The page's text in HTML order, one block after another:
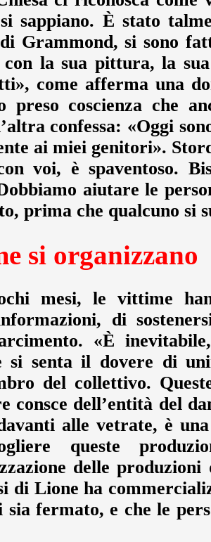
si sappiano. È stato
Grammond, si sono
con la sua pittura, la
come afferma una
preso coscienza che
confessa: «Oggi
ai miei genitori».
voi, è spaventoso.
aiutare le
prima che qualcuno si
si organizzano
mesi, le vittime
di
«È
si senta il dovere di
del collettivo.
consce dell’entità del
alle vetrate, è
queste
delle
di Lione ha
fermato, e che le